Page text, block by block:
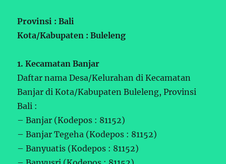
Provinsi : Bali
Kota/Kabupaten : Buleleng
1. Kecamatan Banjar
Daftar nama Desa/Kelurahan di Kecamatan
Banjar di Kota/Kabupaten Buleleng, Provinsi
Bali :
– Banjar (Kodepos : 81152)
– Banjar Tegeha (Kodepos : 81152)
– Banyuatis (Kodepos : 81152)